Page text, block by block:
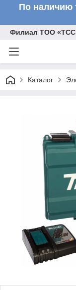
По наличию
Филиал ТОО «ТССП
Каталог